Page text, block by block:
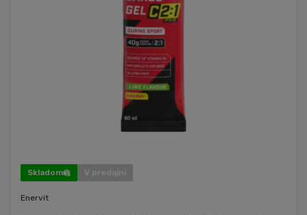
Skladom V predajni
Enervit